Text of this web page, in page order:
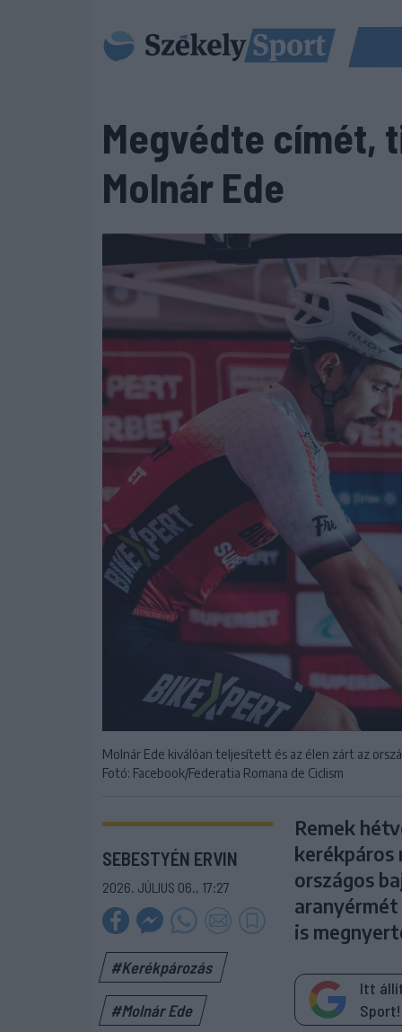
Megvédte címét,
Molnár Ede
Molnár Ede kiválóan teljesített és az élen zárt az
Fotó: Facebook/Federatia Romana de Ciclism
SEBESTYÉN ERVIN
2026. JÚLIUS 06., 17:27
#Kerékpározás
#Molnár Ede
Remek
kerékpáros
országos
aranyérmét
is
Itt
Sport!